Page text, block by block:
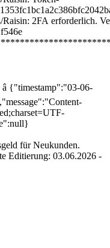
2FA erforderlich.
{"timestamp":"03-06-
für Neukunden.
Editierung: 03.06.2026 -